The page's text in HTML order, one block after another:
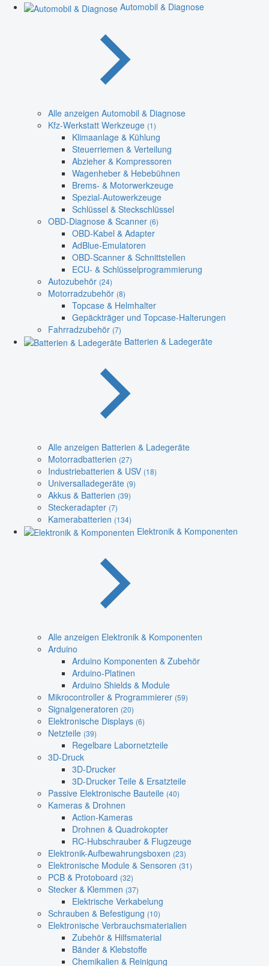
Automobil & Diagnose
Alle anzeigen Automobil & Diagnose
Kfz-Werkstatt Werkzeuge (1)
Klimaanlage & Kühlung
Steuerriemen & Verteilung
Abzieher & Kompressoren
Wagenheber & Hebebühnen
Brems- & Motorwerkzeuge
Spezial-Autowerkzeuge
Schlüssel & Steckschlüssel
OBD-Diagnose & Scanner (6)
OBD-Kabel & Adapter
AdBlue-Emulatoren
OBD-Scanner & Schnittstellen
ECU- & Schlüsselprogrammierung
Autozubehör (24)
Motorradzubehör (8)
Topcase & Helmhalter
Gepäckträger und Topcase-Halterungen
Fahrradzubehör (7)
Batterien & Ladegeräte
Alle anzeigen Batterien & Ladegeräte
Motorradbatterien (27)
Industriebatterien & USV (18)
Universalladegeräte (9)
Akkus & Batterien (39)
Steckeradapter (7)
Kamerabatterien (134)
Elektronik & Komponenten
Alle anzeigen Elektronik & Komponenten
Arduino
Arduino Komponenten & Zubehör
Arduino-Platinen
Arduino Shields & Module
Mikrocontroller & Programmierer (59)
Signalgeneratoren (20)
Elektronische Displays (6)
Netzteile (39)
Regelbare Labornetzteile
3D-Druck
3D-Drucker
3D-Drucker Teile & Ersatzteile
Passive Elektronische Bauteile (40)
Kameras & Drohnen
Action-Kameras
Drohnen & Quadrokopter
RC-Hubschrauber & Flugzeuge
Elektronik-Aufbewahrungsboxen (23)
Elektronische Module & Sensoren (31)
PCB & Protoboard (32)
Stecker & Klemmen (37)
Elektrische Verkabelung
Schrauben & Befestigung (10)
Elektronische Verbrauchsmaterialien
Zubehör & Hilfsmaterial
Bänder & Klebstoffe
Chemikalien & Reinigung